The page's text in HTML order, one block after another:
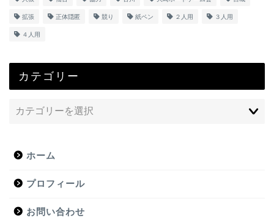
拡張 正体隠匿 競り 紙ペン ２人用 ３人用
４人用
カテゴリー
ホーム
プロフィール
お問い合わせ